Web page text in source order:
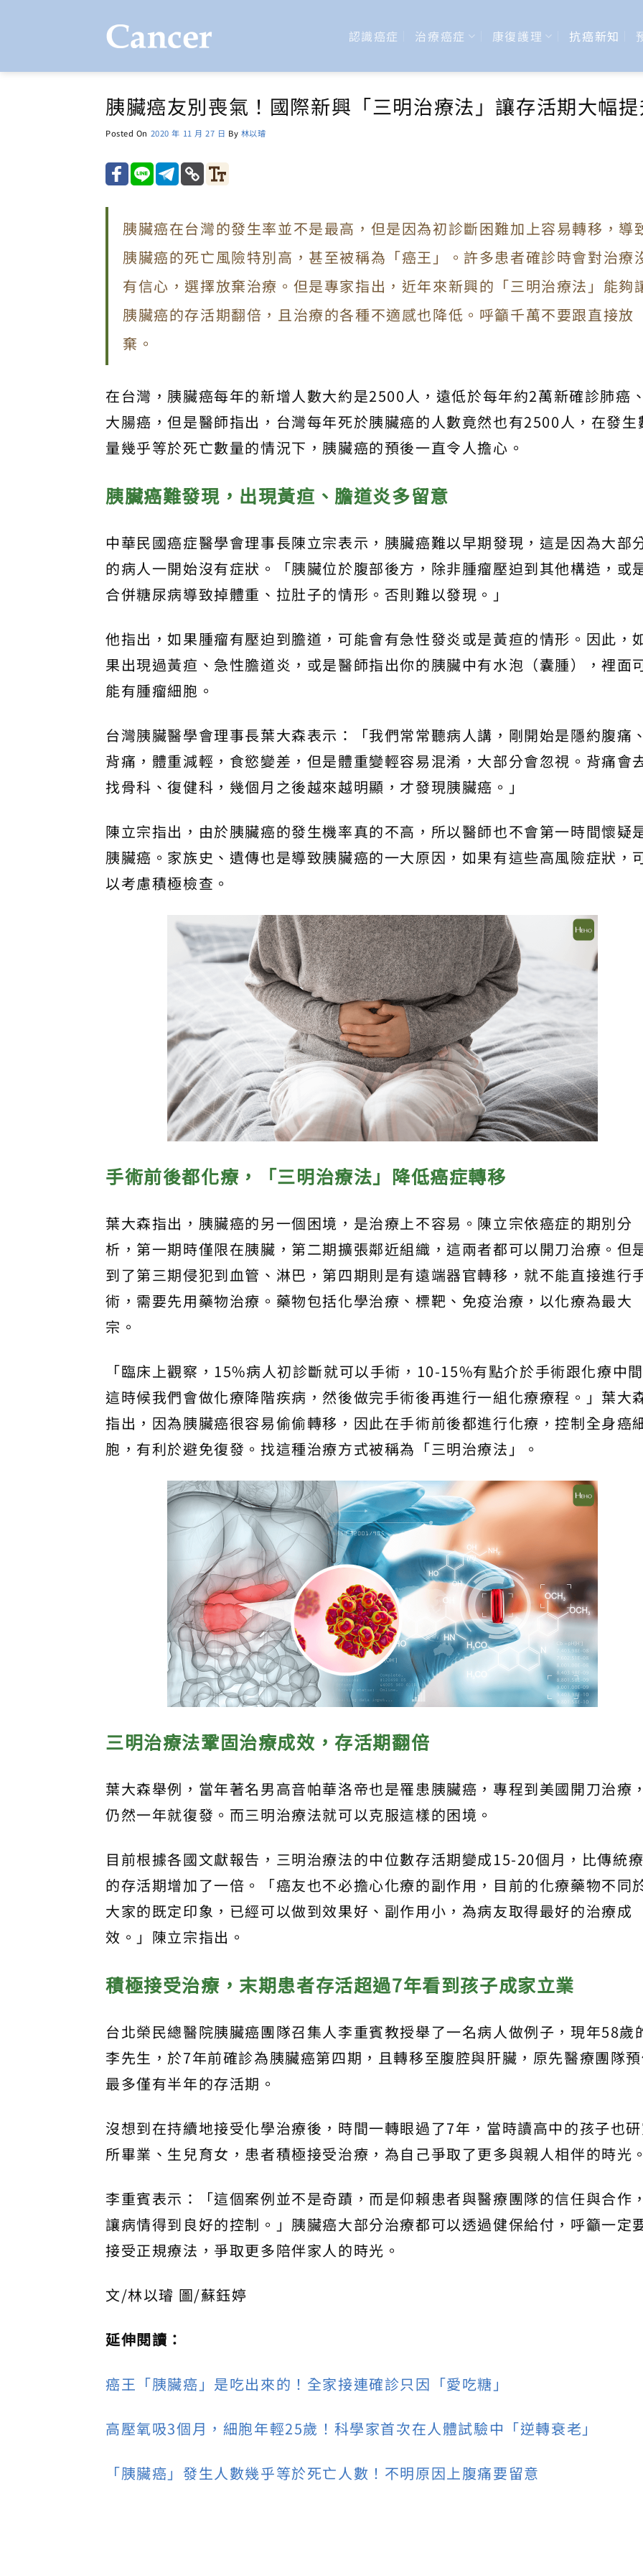
認識癌症 治療癌症 康復護理 抗癌新知
胰臟癌友別喪氣！國際新興「三明治療法」讓存活期大幅
Posted On 2020 年 11 月 27 日 By 林以璿
胰臟癌在台灣的發生率並不是最高，但是因為初診斷困難加上容易轉移，導
胰臟癌的死亡風險特別高，甚至被稱為「癌王」。許多患者確診時會對治療
有信心，選擇放棄治療。但是專家指出，近年來新興的「三明治療法」能夠
胰臟癌的存活期翻倍，且治療的各種不適感也降低。呼籲千萬不要跟直接放
棄。
在台灣，胰臟癌每年的新增人數大約是2500人，遠低於每年約2萬新確診肺癌
大腸癌，但是醫師指出，台灣每年死於胰臟癌的人數竟然也有2500人，在發生
量幾乎等於死亡數量的情況下，胰臟癌的預後一直令人擔心。
胰臟癌難發現，出現黃疸、膽道炎多留意
中華民國癌症醫學會理事長陳立宗表示，胰臟癌難以早期發現，這是因為大部
的病人一開始沒有症狀。「胰臟位於腹部後方，除非腫瘤壓迫到其他構造，或
合併糖尿病導致掉體重、拉肚子的情形。否則難以發現。」
他指出，如果腫瘤有壓迫到膽道，可能會有急性發炎或是黃疸的情形。因此，
果出現過黃疸、急性膽道炎，或是醫師指出你的胰臟中有水泡（囊腫），裡面
能有腫瘤細胞。
台灣胰臟醫學會理事長葉大森表示：「我們常常聽病人講，剛開始是隱約腹痛
背痛，體重減輕，食慾變差，但是體重變輕容易混淆，大部分會忽視。背痛會
找骨科、復健科，幾個月之後越來越明顯，才發現胰臟癌。」
陳立宗指出，由於胰臟癌的發生機率真的不高，所以醫師也不會第一時間懷疑
胰臟癌。家族史、遺傳也是導致胰臟癌的一大原因，如果有這些高風險症狀，
以考慮積極檢查。
手術前後都化療，「三明治療法」降低癌症轉移
葉大森指出，胰臟癌的另一個困境，是治療上不容易。陳立宗依癌症的期別分
析，第一期時僅限在胰臟，第二期擴張鄰近組織，這兩者都可以開刀治療。但
到了第三期侵犯到血管、淋巴，第四期則是有遠端器官轉移，就不能直接進行
術，需要先用藥物治療。藥物包括化學治療、標靶、免疫治療，以化療為最大
宗。
「臨床上觀察，15%病人初診斷就可以手術，10-15%有點介於手術跟化療中
這時候我們會做化療降階疾病，然後做完手術後再進行一組化療療程。」葉大
指出，因為胰臟癌很容易偷偷轉移，因此在手術前後都進行化療，控制全身癌
胞，有利於避免復發。找這種治療方式被稱為「三明治療法」。
三明治療法鞏固治療成效，存活期翻倍
葉大森舉例，當年著名男高音帕華洛帝也是罹患胰臟癌，專程到美國開刀治療
仍然一年就復發。而三明治療法就可以克服這樣的困境。
目前根據各國文獻報告，三明治療法的中位數存活期變成15-20個月，比傳統
的存活期增加了一倍。「癌友也不必擔心化療的副作用，目前的化療藥物不同
大家的既定印象，已經可以做到效果好、副作用小，為病友取得最好的治療成
效。」陳立宗指出。
積極接受治療，末期患者存活超過7年看到孩子成家立業
台北榮民總醫院胰臟癌團隊召集人李重賓教授舉了一名病人做例子，現年58歲
李先生，於7年前確診為胰臟癌第四期，且轉移至腹腔與肝臟，原先醫療團隊
最多僅有半年的存活期。
沒想到在持續地接受化學治療後，時間一轉眼過了7年，當時讀高中的孩子也
所畢業、生兒育女，患者積極接受治療，為自己爭取了更多與親人相伴的時光
李重賓表示：「這個案例並不是奇蹟，而是仰賴患者與醫療團隊的信任與合作
讓病情得到良好的控制。」胰臟癌大部分治療都可以透過健保給付，呼籲一定
接受正規療法，爭取更多陪伴家人的時光。
文/林以璿 圖/蘇鈺婷
延伸閱讀：
癌王「胰臟癌」是吃出來的！全家接連確診只因「愛吃糖」
高壓氧吸3個月，細胞年輕25歲！科學家首次在人體試驗中「逆轉衰老」
「胰臟癌」發生人數幾乎等於死亡人數！不明原因上腹痛要留意